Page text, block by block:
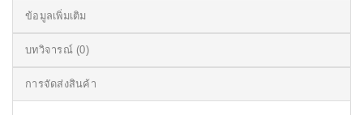
ข้อมูลเพิ่มเติม
บทวิจารณ์ (0)
การจัดส่งสินค้า